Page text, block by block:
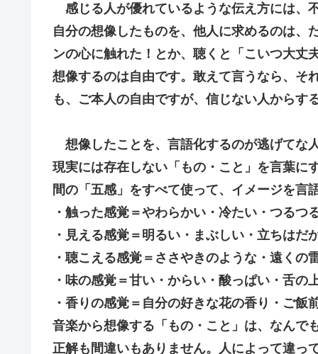
感じる人が優れているような伝え方には、
自分の想像したものを、他人に求めるのは、
ンの心に触れた！とか、聴くと「こいつ大丈
想像するのは自由です。敢えて言うなら、そ
も、ご本人の自由ですが、信じない人からす
想像したことを、言語化するのが逃げてな
現実には存在しない「もの・こと」を言葉に
間の「五感」をすべて使って、イメージを言
・触った感覚＝やわらかい・冷たい・つるつ
・見える感覚＝明るい・まぶしい・立ちはだ
・聴こえる感覚＝ささやきのような・遠くの
・味の感覚＝甘い・からい・酸っぱい・舌の
・香りの感覚＝自分の好きな花の香り・ご飯
音楽から想像する「もの・こと」は、なんで
正解も間違いもありません。人によって違っ